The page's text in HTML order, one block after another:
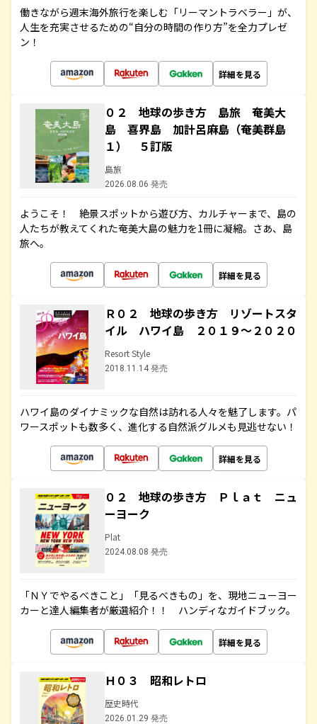
働きながら週末海外旅行を楽しむ「リーマントラベラー」が、
人生を充実させるための“自分の時間の作り方”を全力プレゼ
ン！
詳細を見る
０２ 地球の歩き方 島旅 奄美大
島 喜界島 加計呂麻島（奄美群島
１） ５訂版
島旅
2026.08.06 発売
ようこそ！ 絶景スポットから遊び方、カルチャーまで、島の
人たちが教えてくれた奄美大島の魅力を1冊に凝縮。さあ、島
旅へ。
詳細を見る
Ｒ０２ 地球の歩き方 リゾートスタ
イル ハワイ島 ２０１９～２０２０
Resort Style
2018.11.14 発売
ハワイ島のダイナミックな自然は訪れる人々を魅了します。パ
ワースポットも数多く、進化する自然派グルメも見逃せない！
詳細を見る
０２ 地球の歩き方 Ｐｌａｔ ニュ
ーヨーク
Plat
2024.08.08 発売
「ＮＹでやるべきこと」「見るべきもの」を、現地ニューヨー
カーと達人編集者が厳選紹介！！ ハンディなガイドブック。
詳細を見る
Ｈ０３ 昭和レトロ
歴史時代
2026.01.29 発売